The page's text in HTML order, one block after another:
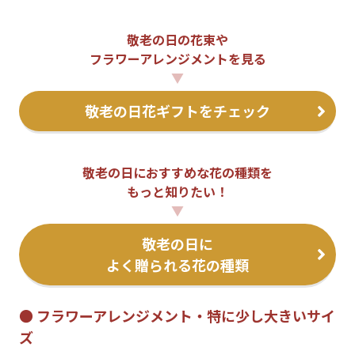
敬老の日の花束や
フラワーアレンジメントを見る
▼
敬老の日花ギフトをチェック
敬老の日におすすめな花の種類を
もっと知りたい！
▼
敬老の日に
よく贈られる花の種類
● フラワーアレンジメント・特に少し大きいサイ
ズ